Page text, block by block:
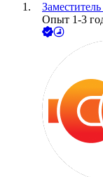
Опыт 1-3